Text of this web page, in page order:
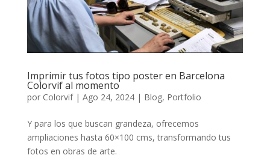
Imprimir tus fotos tipo poster en Barcelona
Colorvif al momento
por Colorvif| Ago 24, 2024| Blog, Portfolio
Y para los que buscan grandeza, ofrecemos
ampliaciones hasta 60×100 cms, transformando tus
fotos en obras de arte.